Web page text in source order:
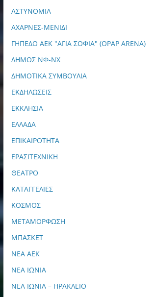
ΑΣΤΥΝΟΜΙΑ
ΑΧΑΡΝΕΣ-ΜΕΝΙΔΙ
ΓΗΠΕΔΟ ΑΕΚ "ΑΓΙΑ ΣΟΦΙΑ" (OPAP ARENA)
ΔΗΜΟΣ ΝΦ-ΝΧ
ΔΗΜΟΤΙΚΑ ΣΥΜΒΟΥΛΙΑ
ΕΚΔΗΛΩΣΕΙΣ
ΕΚΚΛΗΣΙΑ
ΕΛΛΑΔΑ
ΕΠΙΚΑΙΡΟΤΗΤΑ
ΕΡΑΣΙΤΕΧΝΙΚΗ
ΘΕΑΤΡΟ
ΚΑΤΑΓΓΕΛΙΕΣ
ΚΟΣΜΟΣ
ΜΕΤΑΜΟΡΦΩΣΗ
ΜΠΑΣΚΕΤ
ΝΕΑ ΑΕΚ
ΝΕΑ ΙΩΝΙΑ
ΝΕΑ ΙΩΝΙΑ – ΗΡΑΚΛΕΙΟ